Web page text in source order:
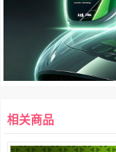
相关商品